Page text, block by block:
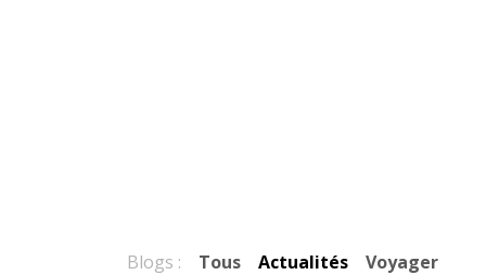
Blogs : Tous Actualités Voyager